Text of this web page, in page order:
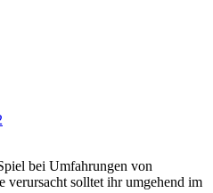
bei Umfahrungen von
verursacht solltet ihr umgehend im